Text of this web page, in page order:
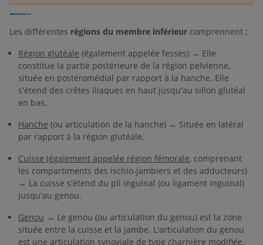
Les différentes régions du membre inférieur comprennent :
Région glutéale (également appelée fesses) → Elle
constitue la partie postérieure de la région pelvienne,
située en postéromédial par rapport à la hanche. Elle
s'étend des crêtes iliaques en haut jusqu'au sillon glutéal
en bas.
Hanche (ou articulation de la hanche) → Située en latéral
par rapport à la région glutéale.
Cuisse (également appelée région fémorale, comprenant
les compartiments des ischio-jambiers et des adducteurs)
→ La cuisse s'étend du pli inguinal (ou ligament inguinal)
jusqu'au genou.
Genou → Le genou (ou articulation du genou) est la zone
située entre la cuisse et la jambe. L'articulation du genou
est une articulation synoviale de type charnière modifiée.